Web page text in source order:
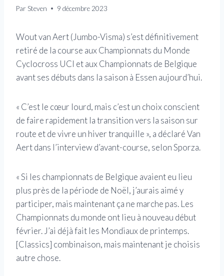
Par Steven 9 décembre 2023
Wout van Aert (Jumbo-Visma) s’est définitivement
retiré de la course aux Championnats du Monde
Cyclocross UCI et aux Championnats de Belgique
avant ses débuts dans la saison à Essen aujourd’hui.
« C’est le cœur lourd, mais c’est un choix conscient
de faire rapidement la transition vers la saison sur
route et de vivre un hiver tranquille », a déclaré Van
Aert dans l’interview d’avant-course, selon Sporza.
« Si les championnats de Belgique avaient eu lieu
plus près de la période de Noël, j’aurais aimé y
participer, mais maintenant ça ne marche pas. Les
Championnats du monde ont lieu à nouveau début
février. J’ai déjà fait les Mondiaux de printemps.
[Classics] combinaison, mais maintenant je choisis
autre chose.